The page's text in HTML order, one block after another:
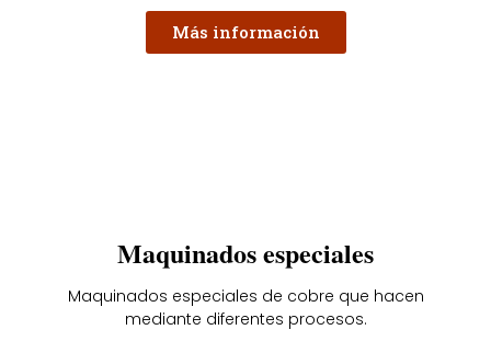
Más información
Maquinados especiales
Maquinados especiales de cobre que hacen
mediante diferentes procesos.